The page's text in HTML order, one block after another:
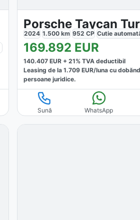
Porsche Taycan
2024 1.500km 952 CP Cutie
169.892 EUR
140.407EUR + 21% TVA deductibil
Leasing de la 1.709EUR/lunacu
persoane juridice.
Sună WhatsApp